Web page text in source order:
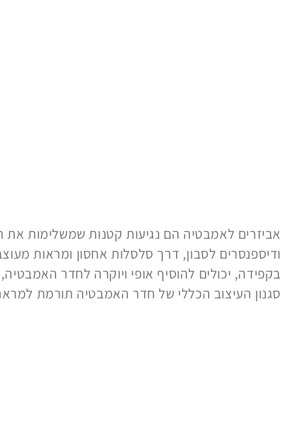
אביזרים לאמבטיה הם נגיעות קטנות שמשלימות את
ודיספנסרים לסבון, דרך סלסלות אחסון ומראות
בקפידה, יכולים להוסיף אופי ויוקרה לחדר
סגנון העיצוב הכללי של חדר האמבטיה תורמת